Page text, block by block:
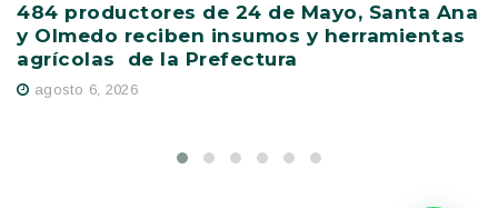
484 productores de 24 de Mayo, Santa Ana
y Olmedo reciben insumos y herramientas
agrícolas de la Prefectura
agosto 6, 2026